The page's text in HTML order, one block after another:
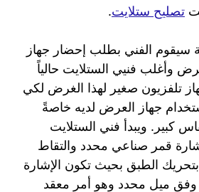
تصليح ستلايت.
سيقوم الفني بطلب إحضار جهاز
وأغلب فنيي الستلايت حالياً
تلفزيون صغير لهذا الغرض لكي
جهاز العرض لديه خاصةً
كبير. ويبدأ فني الستلايت
قمر صناعي محدد والتقاط
بتحريك الطبق بحيث تكون الإشارة
ميل محدد وهو أمر معقد